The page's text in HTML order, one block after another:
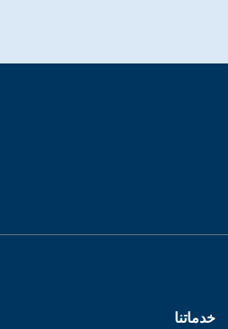
خدماتنا